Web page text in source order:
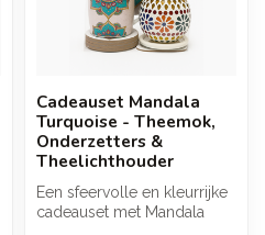
Cadeauset Mandala
Turquoise - Theemok,
Onderzetters &
Theelichthouder
Een sfeervolle en kleurrijke
cadeauset met Mandala